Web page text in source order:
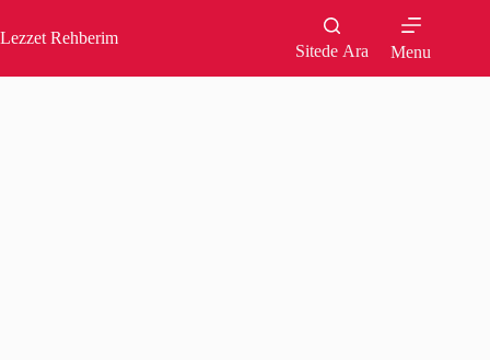
to
content
Lezzet Rehberim
Sitede Ara Menu